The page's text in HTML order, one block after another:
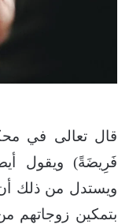
‫قال تعالى في
فَرِيضَةً) ويقول
ويستدل من ذلك أن
بتمكين زوجاتهم